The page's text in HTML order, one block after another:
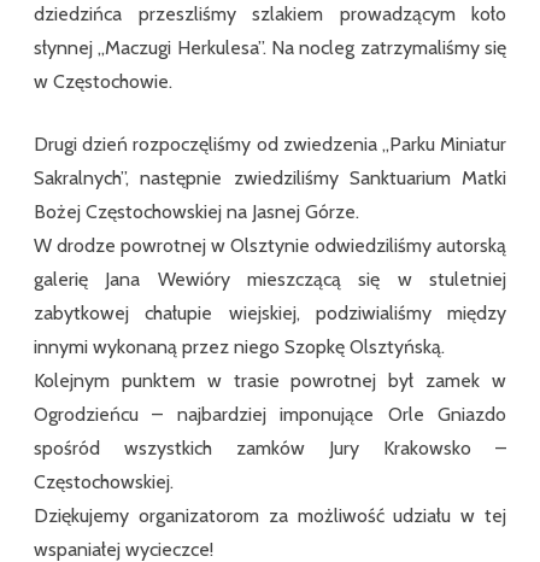
dziedzińca przeszliśmy szlakiem prowadzącym koło
słynnej ,,Maczugi Herkulesa”. Na nocleg zatrzymaliśmy się
w Częstochowie.
Drugi dzień rozpoczęliśmy od zwiedzenia ,,Parku Miniatur
Sakralnych”, następnie zwiedziliśmy Sanktuarium Matki
Bożej Częstochowskiej na Jasnej Górze.
W drodze powrotnej w Olsztynie odwiedziliśmy autorską
galerię Jana Wewióry mieszczącą się w stuletniej
zabytkowej chałupie wiejskiej, podziwialiśmy między
innymi wykonaną przez niego Szopkę Olsztyńską.
Kolejnym punktem w trasie powrotnej był zamek w
Ogrodzieńcu – najbardziej imponujące Orle Gniazdo
spośród wszystkich zamków Jury Krakowsko –
Częstochowskiej.
Dziękujemy organizatorom za możliwość udziału w tej
wspaniałej wycieczce!